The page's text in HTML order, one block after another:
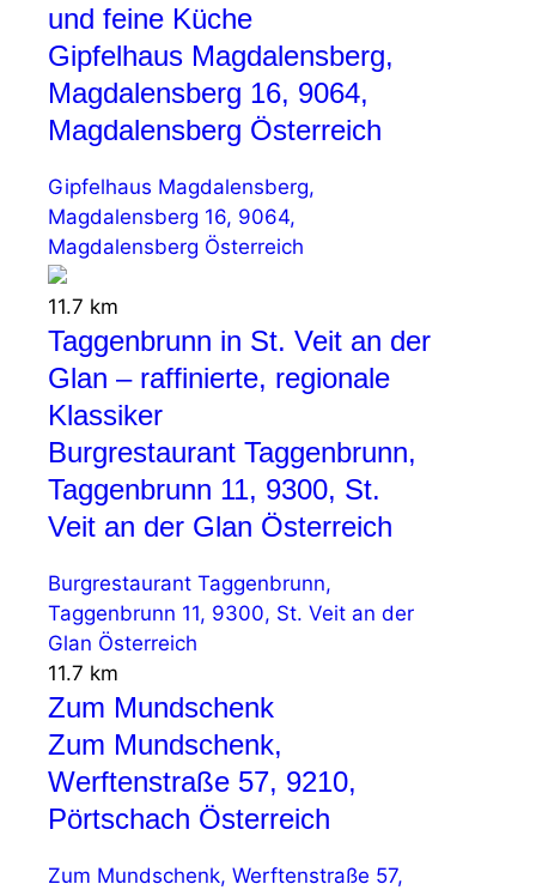
und feine Küche
Gipfelhaus Magdalensberg,
Magdalensberg 16, 9064,
Magdalensberg Österreich
Gipfelhaus Magdalensberg,
Magdalensberg 16, 9064,
Magdalensberg Österreich
11.7 km
Taggenbrunn in St. Veit an der
Glan – raffinierte, regionale
Klassiker
Burgrestaurant Taggenbrunn,
Taggenbrunn 11, 9300, St.
Veit an der Glan Österreich
Burgrestaurant Taggenbrunn,
Taggenbrunn 11, 9300, St. Veit an der
Glan Österreich
11.7 km
Zum Mundschenk
Zum Mundschenk,
Werftenstraße 57, 9210,
Pörtschach Österreich
Zum Mundschenk, Werftenstraße 57,